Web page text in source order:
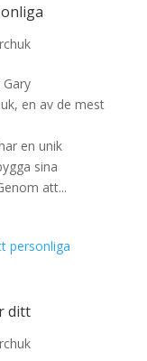
en av de mest
en unik
sina
att...
ditt